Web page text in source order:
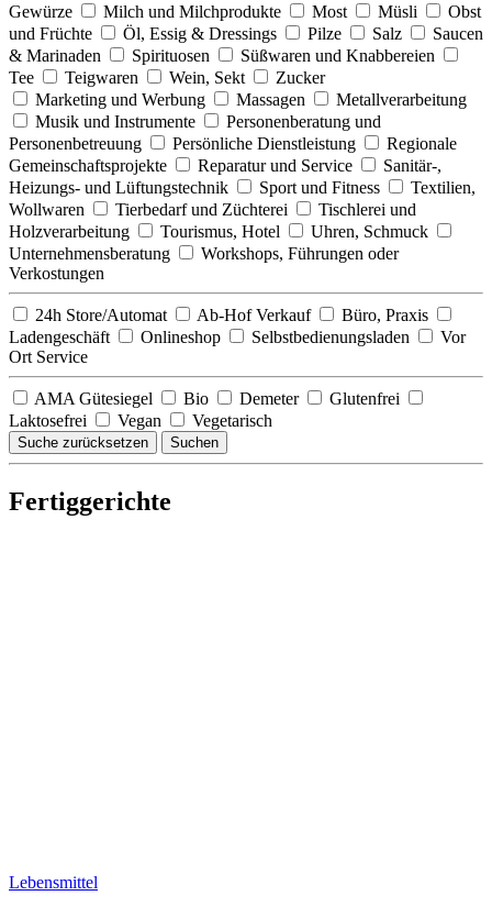
Gewürze
Milch und Milchprodukte Most Müsli
Obst
und Früchte
Öl, Essig & Dressings Pilze Salz
Saucen
& Marinaden
Spirituosen
Süßwaren und Knabbereien
Tee
Teigwaren Wein, Sekt
Zucker
Marketing und Werbung
Massagen
Metallverarbeitung
Musik und Instrumente
Personenberatung und
Personenbetreuung
Persönliche Dienstleistung
Regionale
Gemeinschaftsprojekte
Reparatur und Service
Sanitär-,
Heizungs- und Lüftungstechnik
Sport und Fitness
Textilien,
Wollwaren
Tierbedarf und Züchterei
Tischlerei und
Holzverarbeitung
Tourismus, Hotel
Uhren, Schmuck
Unternehmensberatung
Workshops, Führungen oder
Verkostungen
24h Store/Automat Ab-Hof Verkauf
Büro, Praxis
Ladengeschäft
Onlineshop Selbstbedienungsladen
Vor
Ort Service
AMA Gütesiegel Bio Demeter
Glutenfrei
Laktosefrei
Vegan Vegetarisch
Suche zurücksetzen Suchen
Fertiggerichte
Lebensmittel